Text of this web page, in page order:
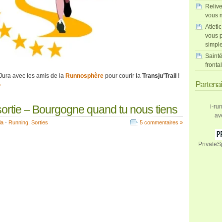
avec les amis de la Runnosphère pour courir la Transju’Trail !
– Bourgogne quand tu nous tiens
- Running Sorties 5 commentaires »
vous
vous
i-